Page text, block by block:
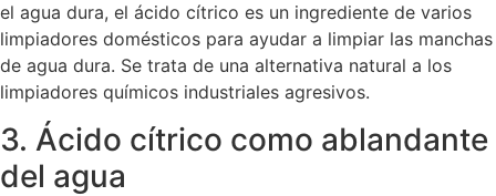
el agua dura, el ácido cítrico es un ingrediente de varios
limpiadores domésticos para ayudar a limpiar las manchas
de agua dura. Se trata de una alternativa natural a los
limpiadores químicos industriales agresivos.
3. Ácido cítrico como ablandante
del agua